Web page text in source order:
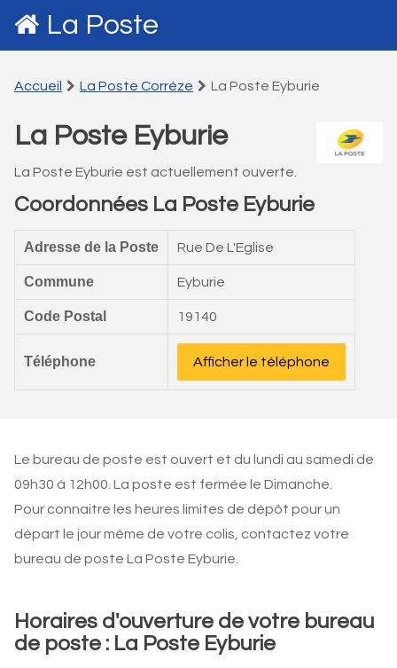
La Poste
Accueil La Poste Corréze La Poste Eyburie
La Poste Eyburie
La Poste Eyburie est actuellement ouverte.
Coordonnées La Poste Eyburie
Adresse de la Poste Rue De L'Eglise
Commune Eyburie
Code Postal 19140
Téléphone Afficher le téléphone
Le bureau de poste est ouvert et du lundi au samedi de
09h30 à 12h00. La poste est fermée le Dimanche.
Pour connaitre les heures limites de dépôt pour un
départ le jour même de votre colis, contactez votre
bureau de poste La Poste Eyburie.
Horaires d'ouverture de votre bureau
de poste : La Poste Eyburie